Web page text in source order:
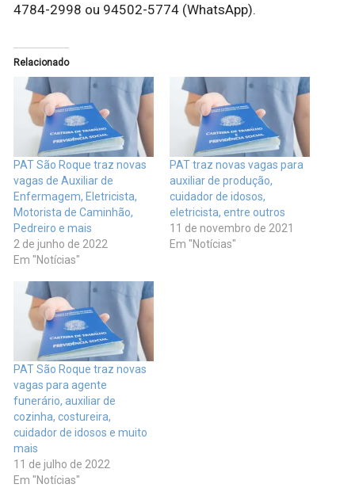
4784-2998 ou 94502-5774 (WhatsApp).
Relacionado
PAT São Roque traz novas
vagas de Auxiliar de
Enfermagem, Eletricista,
Motorista de Caminhão,
Pedreiro e mais
2 de junho de 2022
Em "Notícias"
PAT traz novas vagas para
auxiliar de produção,
cuidador de idosos,
eletricista, entre outros
11 de novembro de 2021
Em "Notícias"
PAT São Roque traz novas
vagas para agente
funerário, auxiliar de
cozinha, costureira,
cuidador de idosos e muito
mais
11 de julho de 2022
Em "Notícias"